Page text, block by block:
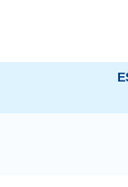
Panneau de